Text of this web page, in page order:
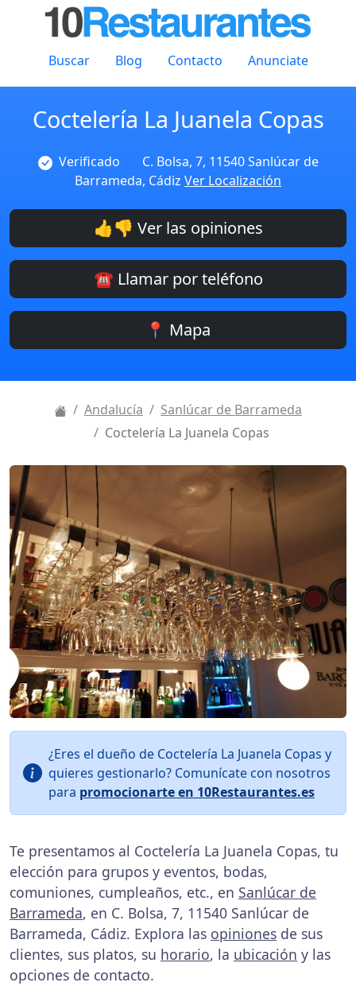
Buscar Blog Contacto Anunciate
Coctelería La Juanela Copas
Verificado
C. Bolsa, 7, 11540 Sanlúcar de
Barrameda, Cádiz Ver Localización
👍👎 Ver las opiniones
☎️ Llamar por teléfono
📍 Mapa
Andalucía
Sanlúcar de Barrameda
Coctelería La Juanela Copas
¿Eres el dueño de Coctelería La Juanela Copas y
quieres gestionarlo? Comunícate con nosotros
para promocionarte en 10Restaurantes.es
Te presentamos al Coctelería La Juanela Copas, tu
elección para grupos y eventos, bodas,
comuniones, cumpleaños, etc., en Sanlúcar de
Barrameda, en C. Bolsa, 7, 11540 Sanlúcar de
Barrameda, Cádiz. Explora las opiniones de sus
clientes, sus platos, su horario, la ubicación y las
opciones de contacto.